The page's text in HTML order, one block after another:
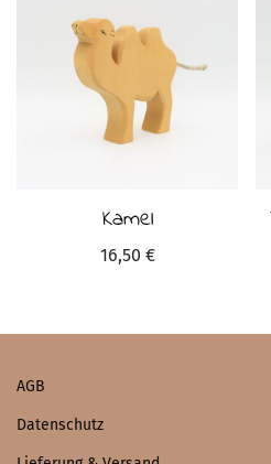
Kamel
16,50 €
AGB
Datenschutz